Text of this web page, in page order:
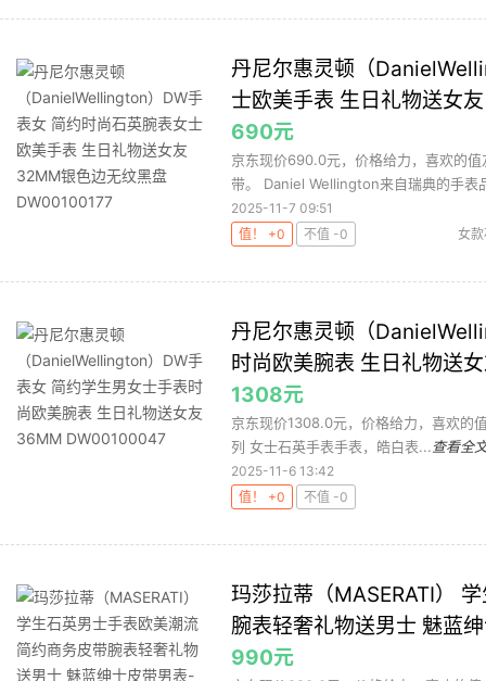
丹尼尔惠灵顿（
士欧美手表 生日礼物送女
690元
京东现价690.0元，价格给力，喜欢的
带。 Daniel Wellington来自瑞典的手表
2025-11-7 09:51
值！ +0
不值 -0 女
丹尼尔惠灵顿（
时尚欧美腕表 生日礼物送
1308元
京东现价1308.0元，价格给力，喜欢的
列 女士石英手表手表，皓白表... 查看全
2025-11-6 13:42
值！ +0
不值 -0
玛莎拉蒂（MASERATI）
腕表轻奢礼物送男士 魅蓝
990元